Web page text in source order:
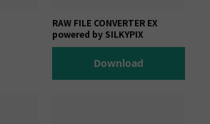
RAW FILE CONVERTER EX
powered by SILKYPIX
Download